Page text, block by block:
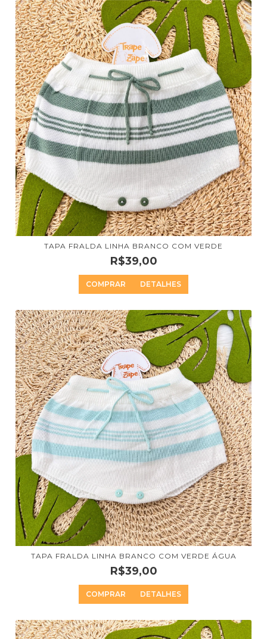
TAPA FRALDA LINHA BRANCO COM VERDE
R$39,00
COMPRAR DETALHES
TAPA FRALDA LINHA BRANCO COM VERDE ÁGUA
R$39,00
COMPRAR DETALHES